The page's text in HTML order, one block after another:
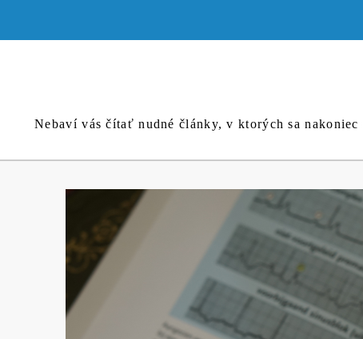
content
Nebaví vás čítať nudné články, v ktorých sa nakoniec